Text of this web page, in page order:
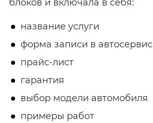
блоков и включала в себя:
название услуги
форма записи в автосервис
прайс-лист
гарантия
выбор модели автомобиля
примеры работ